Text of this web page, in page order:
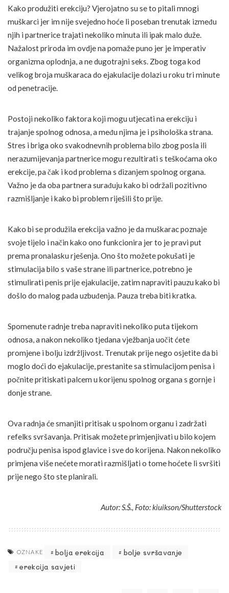
Kako produžiti erekciju? Vjerojatno su se to pitali mnogi
muškarci jer im nije svejedno hoće li poseban trenutak između
njih i partnerice trajati nekoliko minuta ili ipak malo duže.
Nažalost priroda im ovdje na pomaže puno jer je imperativ
organizma oplodnja, a ne dugotrajni seks. Zbog toga kod
velikog broja muškaraca do ejakulacije dolazi u roku tri minute
od penetracije.
Postoji nekoliko faktora koji mogu utjecati na erekciju i
trajanje spolnog odnosa, a među njima je i psihološka strana.
Stres i briga oko svakodnevnih problema bilo zbog posla ili
nerazumijevanja partnerice mogu rezultirati s teškoćama oko
erekcije, pa čak i kod problema s dizanjem spolnog organa.
Važno je da oba partnera surađuju kako bi održali pozitivno
razmišljanje i kako bi problem riješili što prije.
Kako bi se produžila erekcija važno je da muškarac poznaje
svoje tijelo i način kako ono funkcionira jer to je pravi put
prema pronalasku rješenja. Ono što možete pokušati je
stimulacija bilo s vaše strane ili partnerice, potrebno je
stimulirati penis prije ejakulacije, zatim napraviti pauzu kako bi
došlo do malog pada uzbuđenja. Pauza treba biti kratka.
Spomenute radnje treba napraviti nekoliko puta tijekom
odnosa, a nakon nekoliko tjedana vježbanja uočit ćete
promjene i bolju izdržljivost. Trenutak prije nego osjetite da bi
moglo doći do ejakulacije, prestanite sa stimulacijom penisa i
počnite pritiskati palcem u korijenu spolnog organa s gornje i
donje strane.
Ova radnja će smanjiti pritisak u spolnom organu i zadržati
refelks svršavanja. Pritisak možete primjenjivati u bilo kojem
području penisa ispod glavice i sve do korijena. Nakon nekoliko
primjena više nećete morati razmišljati o tome hoćete li svršiti
prije nego što ste planirali.
Autor: S.Š., Foto: kiuikson/Shutterstock
OZNAKE bolja erekcija
bolje svršavanje
erekcija savjeti